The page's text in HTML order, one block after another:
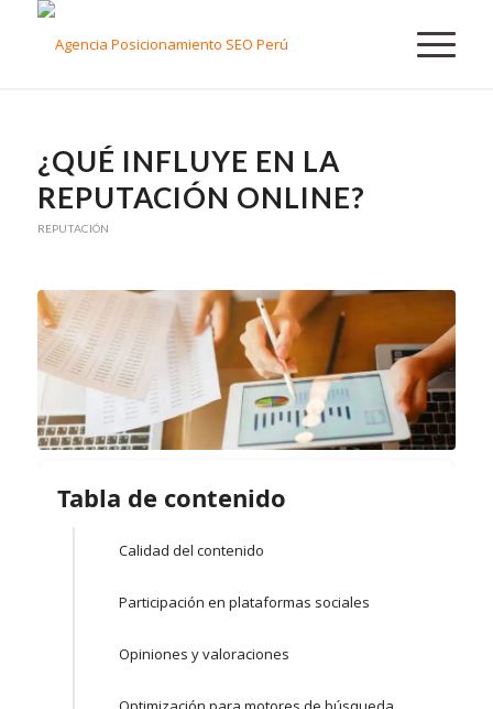
¿QUÉ INFLUYE EN LA
REPUTACIÓN ONLINE?
REPUTACIÓN
Tabla de contenido
Calidad del contenido
Participación en plataformas sociales
Opiniones y valoraciones